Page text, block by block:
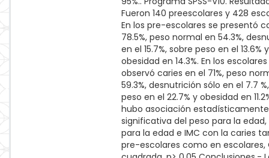
Fueron 140 preescolares y 428
En los pre-escolares se presentó
78.5%, peso normal en 54.3%,
en el 15.7%, sobre peso en el 13.6% y
obesidad en 14.3%. En los
observó caries en el 71%, peso
59.3%, desnutrición sólo en el 7.7
peso en el 22.7% y obesidad en
hubo asociación estadísticamente
significativa del peso para la
para la edad e IMC con la caries
pre-escolares como en escolares,